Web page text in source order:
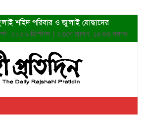
শহিদ পরিবার ও জুলাই যোদ্ধাদের
এখনো পূরণ হয়নি: ডা. শফিকুর রহমান
যে ৫ কাজ করবেন
জাদুঘরের দুয়ার খুলেছে উদ্বোধন করলেন
নেইমারের দুর্দান্ত অ্যাসিস্টে সান্তোস
খ্রিস্টাব্দ | ২৩শে শ্রাবণ, ১৪৩৩ বঙ্গাব্দ